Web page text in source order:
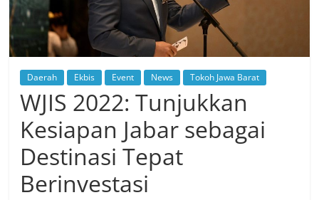
Daerah Ekbis Event News Tokoh Jawa Barat
WJIS 2022: Tunjukkan
Kesiapan Jabar sebagai
Destinasi Tepat
Berinvestasi